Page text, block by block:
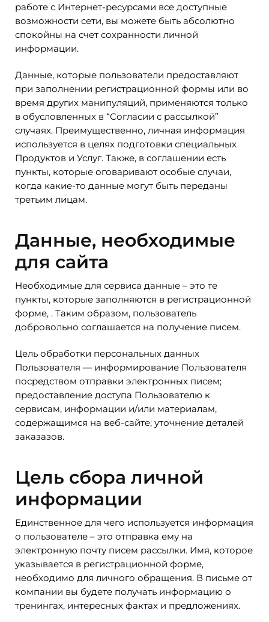
работе с Интернет-ресурсами все доступные
возможности сети, вы можете быть абсолютно
спокойны на счет сохранности личной
информации.
Данные, которые пользователи предоставляют
при заполнении регистрационной формы или во
время других манипуляций, применяются только
в обусловленных в “Согласии с рассылкой”
случаях. Преимущественно, личная информация
используется в целях подготовки специальных
Продуктов и Услуг. Также, в соглашении есть
пункты, которые оговаривают особые случаи,
когда какие-то данные могут быть переданы
третьим лицам.
Данные, необходимые
для сайта
Необходимые для сервиса данные – это те
пункты, которые заполняются в регистрационной
форме, . Таким образом, пользователь
добровольно соглашается на получение писем.
Цель обработки персональных данных
Пользователя — информирование Пользователя
посредством отправки электронных писем;
предоставление доступа Пользователю к
сервисам, информации и/или материалам,
содержащимся на веб-сайте; уточнение деталей
заказазов.
Цель сбора личной
информации
Единственное для чего используется информация
о пользователе – это отправка ему на
электронную почту писем рассылки. Имя, которое
указывается в регистрационной форме,
необходимо для личного обращения. В письме от
компании вы будете получать информацию о
тренингах, интересных фактах и предложениях.